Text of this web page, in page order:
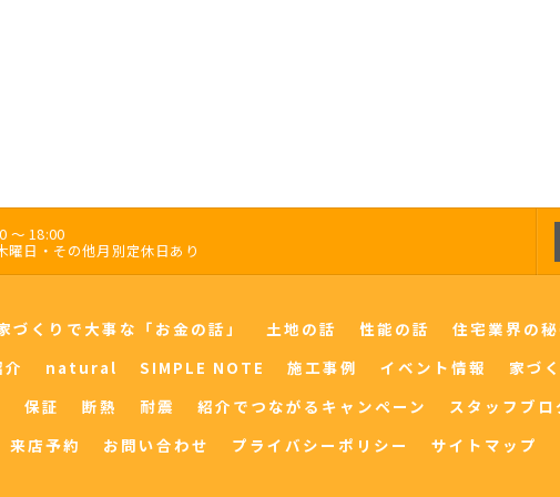
〜 18:00
曜日・その他月別定休日あり
づくりで大事な「お金の話」 土地の話 性能の話 住宅業界の秘
natural SIMPLE NOTE 施工事例 イベント情報 家づ
保証 断熱 耐震 紹介でつながるキャンペーン スタッフブロ
来店予約
お問い合わせ プライバシーポリシー サイトマップ